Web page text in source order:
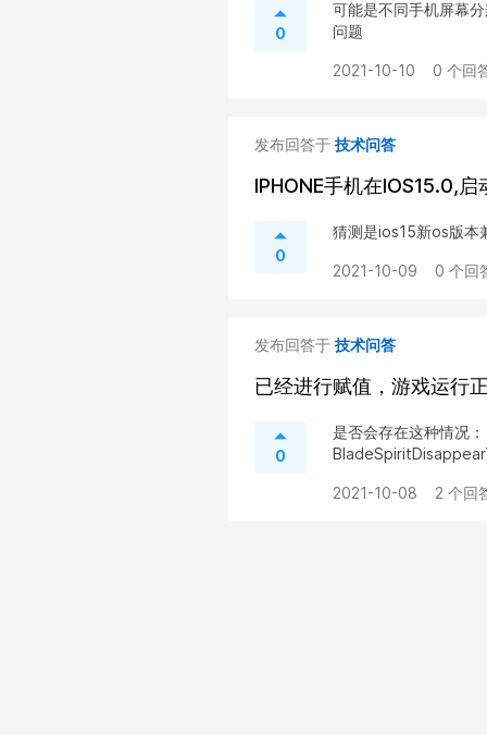
0
可能是不同手机屏幕
问题
2021-10-10 0 个回
发布回答于 技术问答
IPHONE手机在IOS15.0,
0
猜测是ios15新os版本
2021-10-09 0 个回
发布回答于 技术问答
已经进行赋值，游戏运行
0
是否会存在这种情况
2021-10-08 2 个回